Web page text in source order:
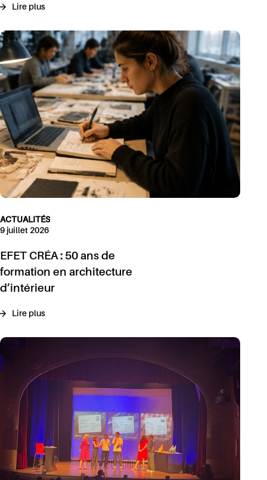
Lire plus
ACTUALITÉS
9 juillet 2026
EFET CRÉA : 50 ans de
formation en architecture
d’intérieur
Lire plus